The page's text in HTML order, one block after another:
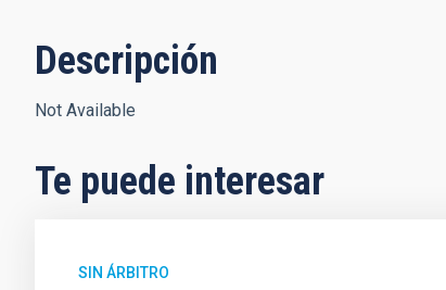
Descripción
Not Available
Te puede interesar
SIN ÁRBITRO